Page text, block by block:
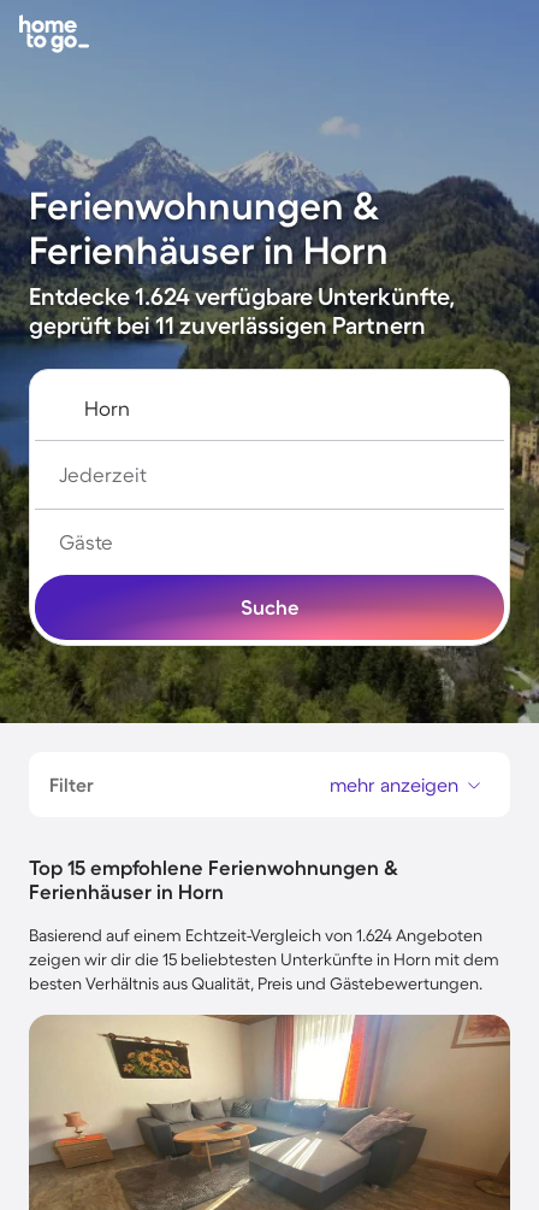
Ferienwohnungen &
Ferienhäuser in Horn
Entdecke 1.624 verfügbare Unterkünfte,
geprüft bei 11 zuverlässigen Partnern
Jederzeit
Gäste
Suche
Filter mehr anzeigen
Top 15 empfohlene Ferienwohnungen &
Ferienhäuser in Horn
Basierend auf einem Echtzeit-Vergleich von 1.624 Angeboten
zeigen wir dir die 15 beliebtesten Unterkünfte in Horn mit dem
besten Verhältnis aus Qualität, Preis und Gästebewertungen.